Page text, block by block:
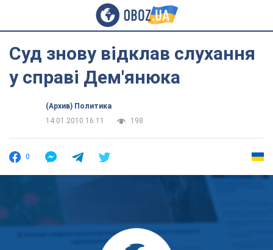
Суд знову відклав слухання
у справі Дем'янюка
(Архив) Политика
14.01.2010 16:11
198
0